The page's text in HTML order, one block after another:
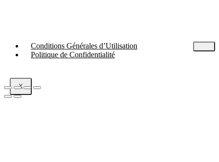
Conditions Générales d’Utilisation
Politique de Confidentialité
X